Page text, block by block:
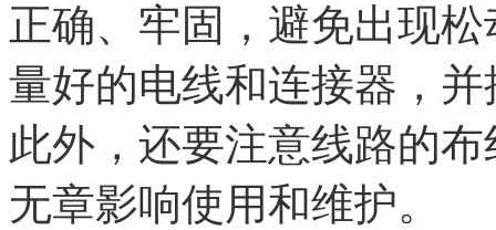
正确、牢固，避免出现
量好的电线和连接器，
此外，还要注意线路的
无章影响使用和维护。